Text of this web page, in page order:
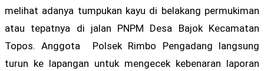
melihat adanya tumpukan kayu di belakang permukiman
atau tepatnya di jalan PNPM Desa Bajok Kecamatan
Topos. Anggota Polsek Rimbo Pengadang langsung
turun ke lapangan untuk mengecek kebenaran laporan